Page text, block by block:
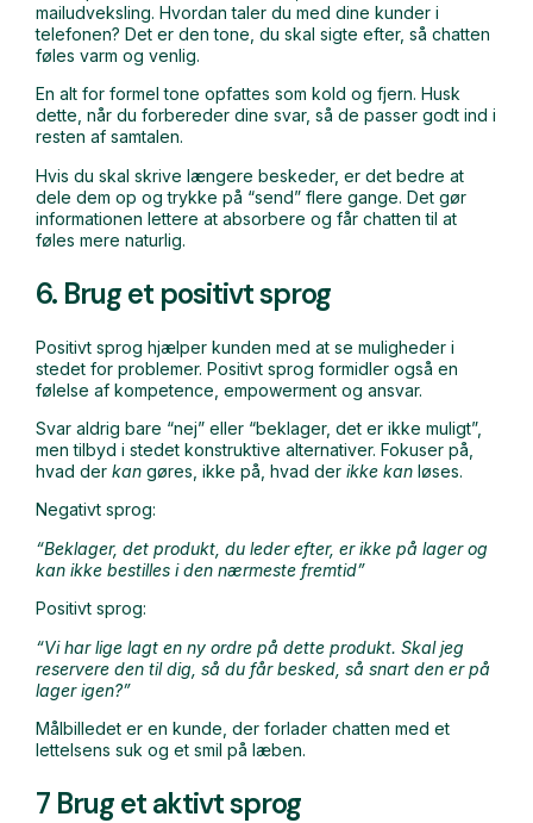
mailudveksling. Hvordan taler du med dine kunder i
telefonen? Det er den tone, du skal sigte efter, så chatten
føles varm og venlig.
En alt for formel tone opfattes som kold og fjern. Husk
dette, når du forbereder dine svar, så de passer godt ind i
resten af samtalen.
Hvis du skal skrive længere beskeder, er det bedre at
dele dem op og trykke på “send” flere gange. Det gør
informationen lettere at absorbere og får chatten til at
føles mere naturlig.
6. Brug et positivt sprog
Positivt sprog hjælper kunden med at se muligheder i
stedet for problemer. Positivt sprog formidler også en
følelse af kompetence, empowerment og ansvar.
Svar aldrig bare “nej” eller “beklager, det er ikke muligt”,
men tilbyd i stedet konstruktive alternativer. Fokuser på,
hvad der kan gøres, ikke på, hvad der ikke kan løses.
Negativt sprog:
“Beklager, det produkt, du leder efter, er ikke på lager og
kan ikke bestilles i den nærmeste fremtid”
Positivt sprog:
“Vi har lige lagt en ny ordre på dette produkt. Skal jeg
reservere den til dig, så du får besked, så snart den er på
lager igen?”
Målbilledet er en kunde, der forlader chatten med et
lettelsens suk og et smil på læben.
7 Brug et aktivt sprog